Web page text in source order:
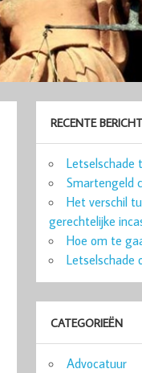
RECENTE
Letselschade
Smartengeld
Het verschil
gerechtelijke
Hoe om te
Letselschade
CATEGORIEËN
Advocatuur